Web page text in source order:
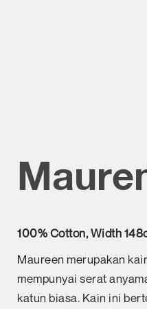
100% Cotton, Width
Maureen merupakan
mempunyai serat
katun biasa. Kain ini